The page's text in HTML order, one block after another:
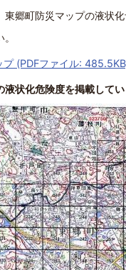
郷町防災マップの液状
プ (PDFファイル:
状化危険度を掲載してい